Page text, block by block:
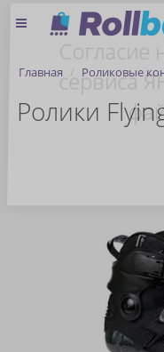
Главная Роликовые
Ролики
Согласие
сервиса